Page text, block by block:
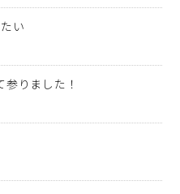
い
参りました！